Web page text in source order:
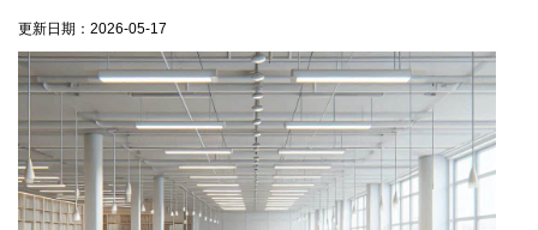
更新日期： 2026-05-17